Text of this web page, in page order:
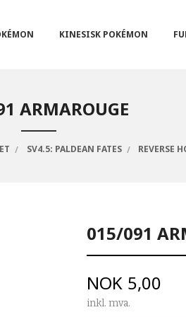
KINESISK POKÉMON
ARMAROUGE
SV4.5: PALDEAN FATES REVERSE
015/091
Pris
NOK 5,00
inkl. mva.